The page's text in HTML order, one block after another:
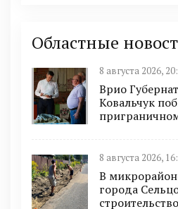
Областные
8 августа 2026,
Врио
Ковальчук
8 августа 2026,
В
города